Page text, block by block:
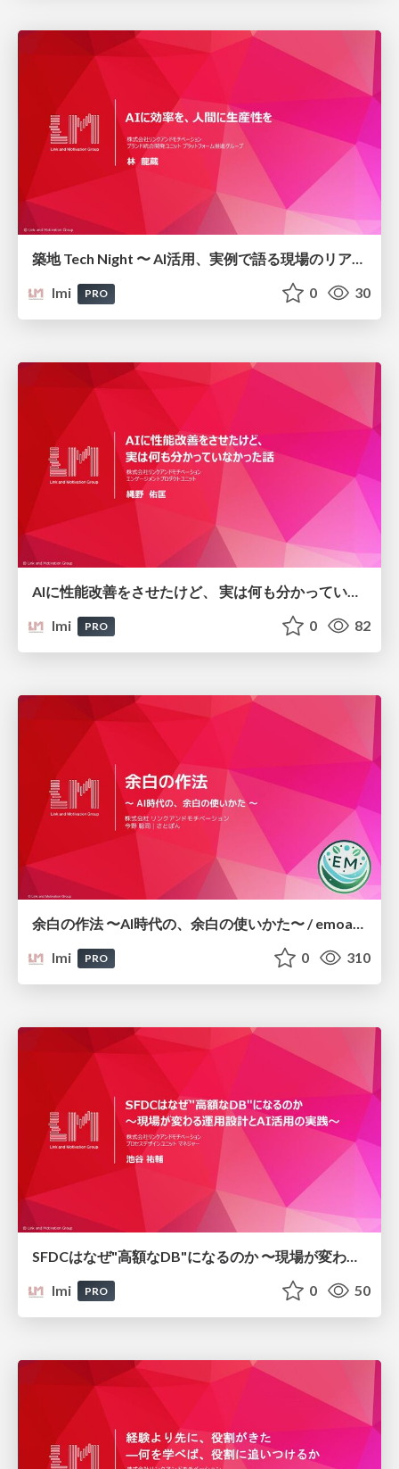
築地 Tech Night 〜 AI活用、実例で語る現場のリアル 〜/ai-efficiency-human-productivity_link-and-motivation
lmi
PRO 0 30
AIに性能改善をさせたけど、 実は何も分かっていなかった話/ai-performance-improvement_link-and-motivation
lmi
PRO 0 82
余白の作法 〜AI時代の、余白の使いかた〜 / emoasis-12-link-and-motivation
lmi
PRO 0 310
lmi
PRO 0 50